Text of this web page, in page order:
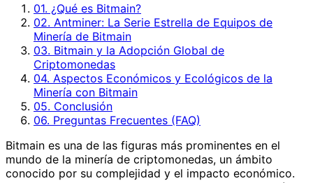
01. ¿Qué es Bitmain?
02. Antminer: La Serie Estrella de Equipos de
Minería de Bitmain
03. Bitmain y la Adopción Global de
Criptomonedas
04. Aspectos Económicos y Ecológicos de la
Minería con Bitmain
05. Conclusión
06. Preguntas Frecuentes (FAQ)
Bitmain es una de las figuras más prominentes en el
mundo de la minería de criptomonedas, un ámbito
conocido por su complejidad y el impacto económico.